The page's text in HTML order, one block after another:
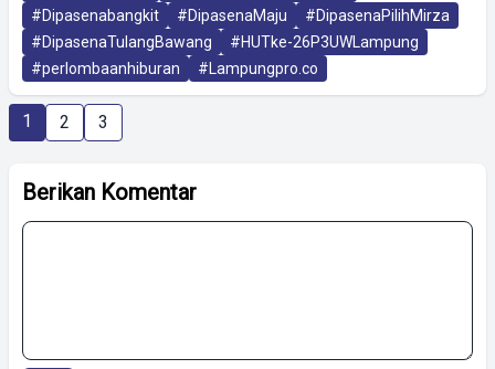
#Dipasenabangkit
#DipasenaMaju
#DipasenaPilihMirza
#DipasenaTulangBawang
#HUTke-26P3UWLampung
#perlombaanhiburan
#Lampungpro.co
1 2 3
Berikan Komentar